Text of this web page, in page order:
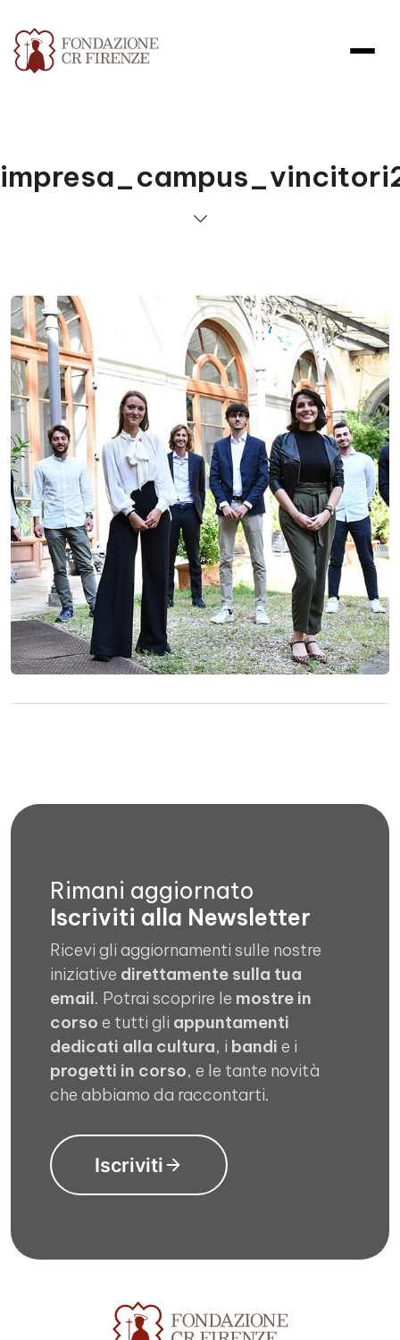
Rimani aggiornato
Iscriviti alla Newsletter
Ricevi gli aggiornamenti sulle nostre
iniziative direttamente sulla tua
email. Potrai scoprire le mostre in
corso e tutti gli appuntamenti
dedicati alla cultura, i bandi e i
progetti in corso, e le tante novità
che abbiamo da raccontarti.
Iscriviti